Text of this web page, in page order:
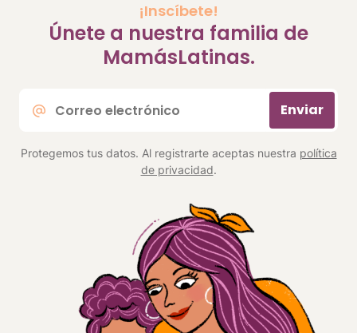
¡Inscíbete!
Únete a nuestra familia de
MamásLatinas.
electrónico
Enviar
Protegemos tus datos. Al registrarte aceptas nuestra política
de privacidad.